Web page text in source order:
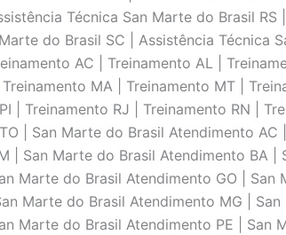
Técnica San Marte do Brasil
do Brasil SC | Assistência
AC | Treinamento AL |
MA | Treinamento MT |
| Treinamento RJ | Treinamento RN |
| San Marte do Brasil Atendimento
| San Marte do Brasil Atendimento BA
Marte do Brasil Atendimento GO |
Marte do Brasil Atendimento MG |
Marte do Brasil Atendimento PE |